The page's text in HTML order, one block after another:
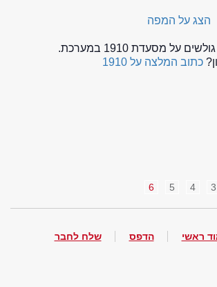
הצג על המפה
על מסעדת 1910 במערכת.
כתוב המלצה על 1910
3
4
5
6
ראשי הדפס שלח לחבר